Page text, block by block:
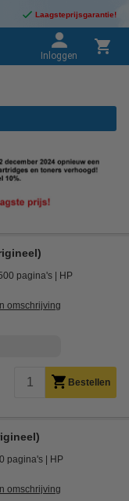
Laagsteprijsgarantie!
Inloggen
pagina's HP
omschrijving
Bestellen
pagina's HP
omschrijving